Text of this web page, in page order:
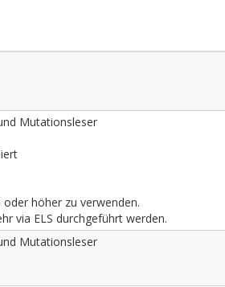
Mutationsleser
oder höher zu verwenden.
via ELS durchgeführt werden.
Mutationsleser